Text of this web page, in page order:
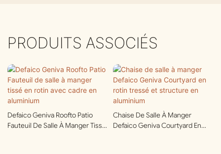
PRODUITS ASSOCIÉS
Defaico Geniva Roofto Patio
Fauteuil De Salle À Manger Tissé
Chaise De Salle À Manger
Defaico Geniva Courtyard En